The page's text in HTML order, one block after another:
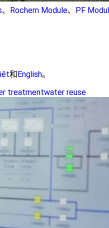
、 Rochem Module、 PF
和English。
treatmentwater reuse